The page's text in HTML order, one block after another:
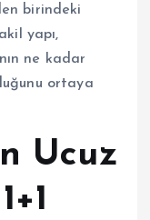
birindeki
yapı,
ne kadar
ortaya
Ucuz